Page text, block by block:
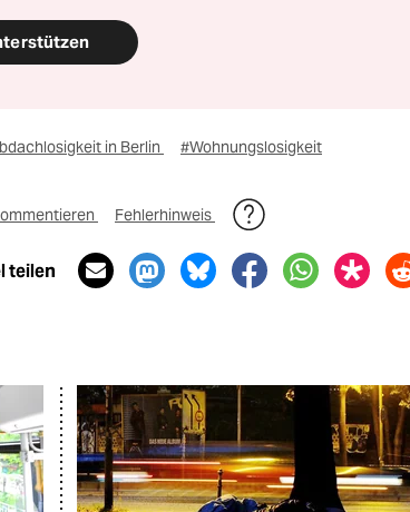
in Berlin #Wohnungslosigkeit
Fehlerhinweis
teilen